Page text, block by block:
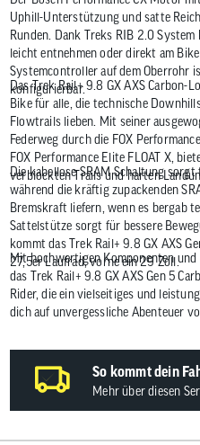
Uphill-Unterstützung und satte
Runden. Dank Treks RIB 2.0
leicht entnehmen oder direkt am
Systemcontroller auf dem Oberrohr
konfigurierbar.
Das Trek Rail+ 9.8 GX AXS Carbon-
Bike für alle, die technische
Flowtrails lieben. Mit seiner
Federweg durch die FOX
FOX Performance Elite FLOAT X,
verblockten Trails und harten
Die kabellose SRAM Schaltung
während die kräftig zupackenden
Bremskraft liefern, wenn es bergab
Sattelstütze sorgt für bessere
kommt das Trek Rail+ 9.8 GX AXS
27,5er Laufrad, vorne ein 29 Zoll.
Mit hochwertigen Komponenten
das Trek Rail+ 9.8 GX AXS Gen 5
Rider, die ein vielseitiges und
dich auf unvergessliche Abenteuer
So kommt dein
Mehr über diesen